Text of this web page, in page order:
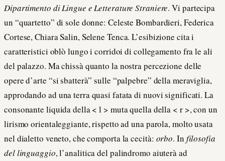
Dipartimento di Lingue e Letterature Straniere. Vi partecipa
un “quartetto” di sole donne: Celeste Bombardieri, Federica
Cortese, Chiara Salin, Selene Tenca. L’esibizione cita i
caratteristici oblò lungo i corridoi di collegamento fra le ali
del palazzo. Ma chissà quanto la nostra percezione delle
opere d’arte “si sbatterà” sulle “palpebre” della meraviglia,
approdando ad una terra quasi fatata di nuovi significati. La
consonante liquida della < l > muta quella della < r >, con un
lirismo orientaleggiante, rispetto ad una parola, molto usata
nel dialetto veneto, che comporta la cecità: orbo. In filosofia
del linguaggio, l’analitica del palindromo aiuterà ad